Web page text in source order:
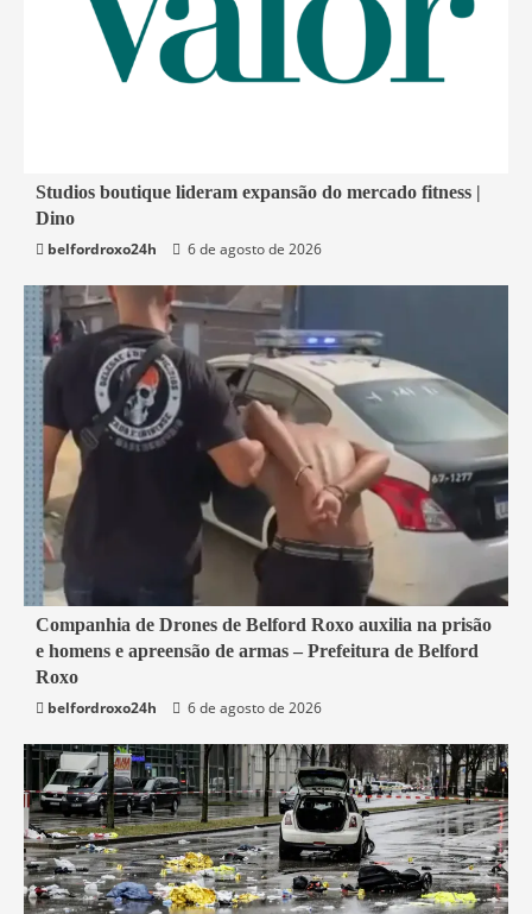
4 min read
Economia
Studios boutique lideram expansão do mercado fitness |
Dino
belfordroxo24h
6 de agosto de 2026
1 min read
Belford Roxo
Companhia de Drones de Belford Roxo auxilia na prisão
e homens e apreensão de armas – Prefeitura de Belford
Roxo
belfordroxo24h
6 de agosto de 2026